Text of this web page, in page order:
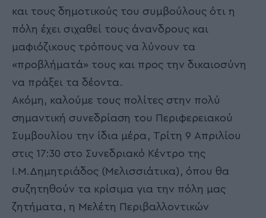
και τους δημοτικούς του συμβούλους ότι η
πόλη έχει σιχαθεί τους άνανδρους και
μαφιόζικους τρόπους να λύνουν τα
«προβλήματά» τους και προς την δικαιοσύνη
να πράξει τα δέοντα.
Ακόμη, καλούμε τους πολίτες στην πολύ
σημαντική συνεδρίαση του Περιφερειακού
Συμβουλίου την ίδια μέρα, Τρίτη 9 Απριλίου
στις 17:30 στο Συνεδριακό Κέντρο της
Ι.Μ.Δημητριάδος (Μελισσιάτικα), όπου θα
συζητηθούν τα κρίσιμα για την πόλη μας
ζητήματα, η Μελέτη Περιβαλλοντικών